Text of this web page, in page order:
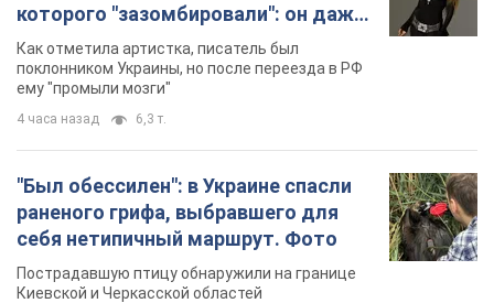
которого "зазомбировали": он даже
русского не знал, а теперь хочет
геноцида украинцев
Как отметила артистка, писатель был
поклонником Украины, но после переезда в РФ
ему "промыли мозги"
4 часа назад 6,3 т.
"Был обессилен": в Украине спасли
раненого грифа, выбравшего для
себя нетипичный маршрут. Фото
Пострадавшую птицу обнаружили на границе
Киевской и Черкасской областей